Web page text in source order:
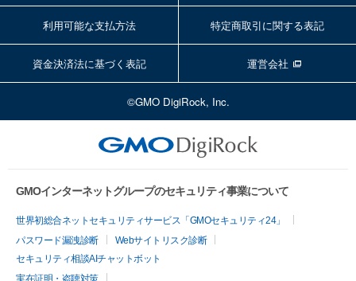
利用可能な支払方法 特定商取引に関する表記
資金決済法に基づく表記 運営会社
©GMO DigiRock, Inc.
GMOインターネットグループのセキュリティ事業について
世界初総合ネットセキュリティサービス「GMOセキュリティ24」
パスワード漏洩診断
Webサイトリスク診断
セキュリティ相談AIチャットボット
実在証明・盗聴対策